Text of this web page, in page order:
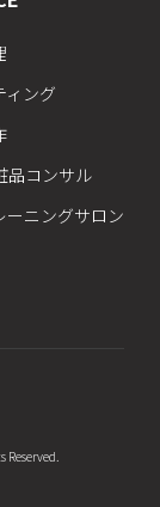
ィング
品コンサル
ーニングサロン